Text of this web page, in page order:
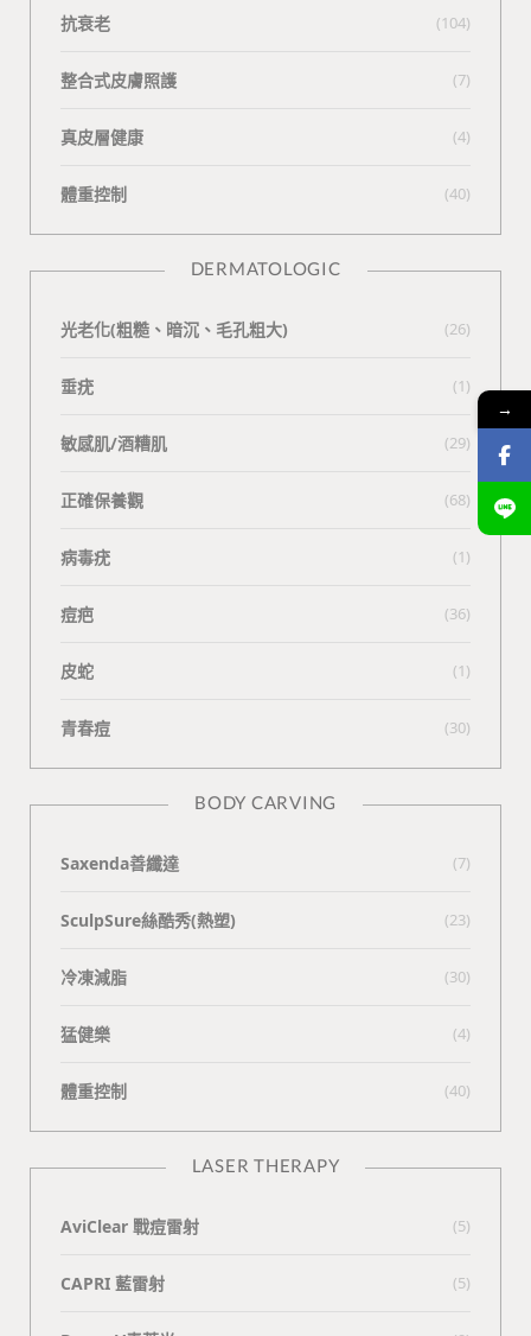
抗衰老 (104)
整合式皮膚照護 (7)
真皮層健康 (4)
體重控制 (40)
DERMATOLOGIC
光老化(粗糙、暗沉、毛孔粗大) (26)
垂疣 (1)
敏感肌/酒糟肌 (29)
正確保養觀 (68)
病毒疣 (1)
痘疤 (36)
皮蛇 (1)
青春痘 (30)
BODY CARVING
Saxenda善纖達 (7)
SculpSure絲酷秀(熱塑) (23)
冷凍減脂 (30)
猛健樂 (4)
體重控制 (40)
LASER THERAPY
AviClear 戰痘雷射 (5)
CAPRI 藍雷射 (5)
→